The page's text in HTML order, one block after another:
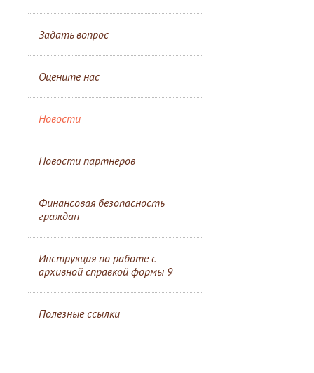
Задать вопрос
Оцените нас
Новости
Новости партнеров
Финансовая безопасность
граждан
Инструкция по работе с
архивной справкой формы 9
Полезные ссылки